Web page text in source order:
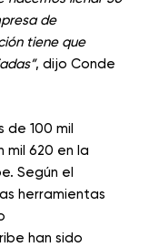
de
tiene que
, dijo Conde
de 100 mil
mil 620 en la
Según el
herramientas
han sido